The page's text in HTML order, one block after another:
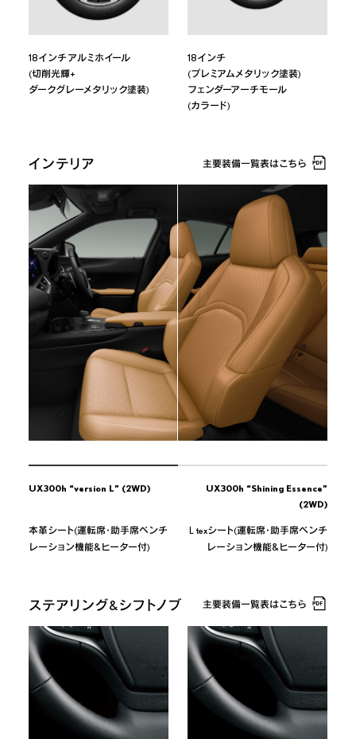
18インチ アルミホイール
(切削光輝+
ダークグレーメタリック塗装)
18インチ
(プレミアムメタリック塗装)
フェンダーアーチモール
(カラード)
インテリア 主要装備一覧表はこちら
UX300h “version L” (2WD)
UX300h “Shining Essence”
(2WD)
本革シート(運転席・助手席ベンチ
レーション機能&ヒーター付)
L texシート(運転席・助手席ベンチ
レーション機能&ヒーター付)
ステアリング&シフトノブ 主要装備一覧表はこちら